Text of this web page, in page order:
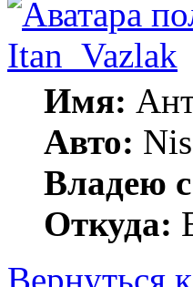
Itan_Vazlak
Имя:
Авто:
Владею
Откуда:
Вернуться